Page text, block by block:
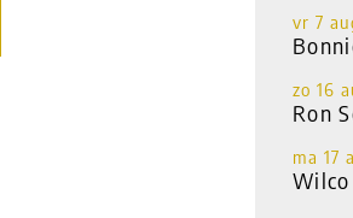
vr 7
zo 16
Ron
ma 17
Wilco